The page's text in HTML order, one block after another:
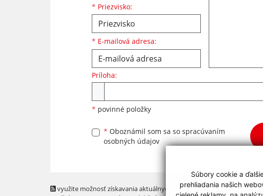
Súbory cookie a
prehliadania našich
* Priezvisko:
* E-mailová adresa:
Príloha:
* povinné položky
* Oboznámil som sa so spracúvaním
osobných údajov
využite možnosť získavania aktuálnych informácií s